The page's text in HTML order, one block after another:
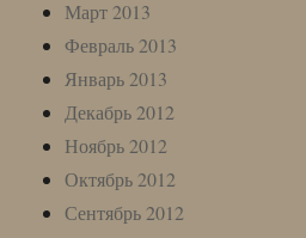
Март 2013
Февраль 2013
Январь 2013
Декабрь 2012
Ноябрь 2012
Октябрь 2012
Сентябрь 2012